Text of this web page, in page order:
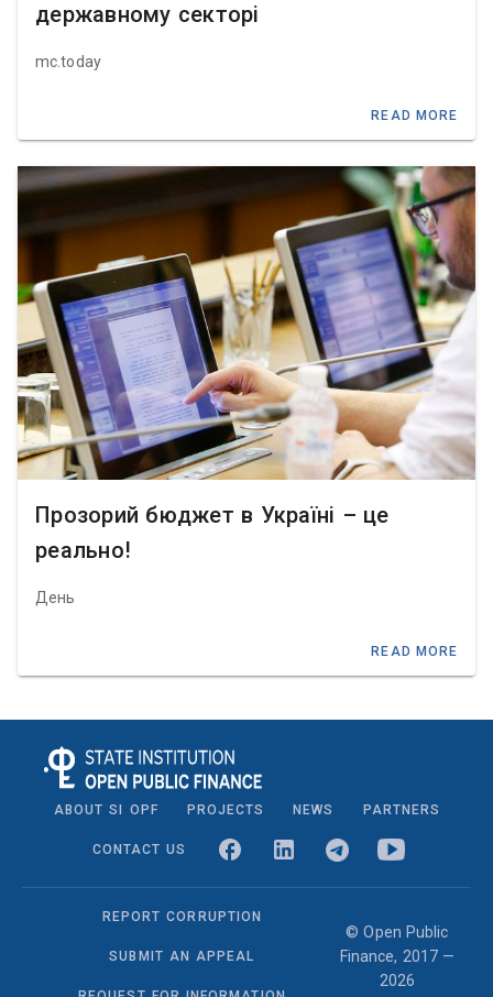
державному секторі
mc.today
READ MORE
Прозорий бюджет в Україні – це
реально!
День
READ MORE
ABOUT SI OPF PROJECTS NEWS PARTNERS
CONTACT US
REPORT CORRUPTION
SUBMIT AN APPEAL
© Open Public
Finance, 2017 —
2026